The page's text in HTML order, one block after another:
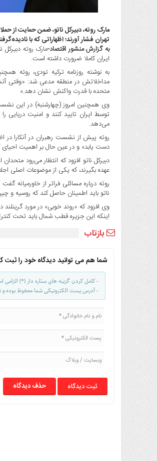
فن
آوری
بانک
،
بیمه
و
ارز
دیجیتال
کشاورزی
و
صنایع
غذایی
سیاسی
و
بین
الملل
نگاه
روز
گوناگون
مارک روته، دبیرکل ناتو، ضمن حمایت از
تهران فشار آورند؛ اظهاراتی که با
به گزارش منشور اقتصاد-مارک روته
ایران کاملا ضرورت داشته است.
به نوشته روزنامه ترکیه تودی، روته
مداخلاتش در منطقه مدعی شد: «وقتی
متحده با قدرت واکنش نشان دهد.»
وی همچنین امروز (چهارشنبه) در این
توسط ایران تایید کنند و امنیت دریایی
می‌دهد.
روته پیش از نشست رهبران در آنکارا در
دست یابد» و در عین حال بر اهمیت احیای
دبیرکل ناتو افزود که انتظار می‌رود
عهده بگیرند، که یکی از موضوعات اصلی
روته درباره مسائلی فراتر از
ناتو باید اطمینان حاصل کند که روسیه
وی افزود که «روند خوبی» در مورد
اینکه این جزیره قطب شمال باید تحت
بازتاب
شما هم می توانید دیدگاه خود را ثبت
- کامل کردن گزینه های ستاره دار (*) الزامی
- آدرس پست الکترونیکی شما محفوظ بوده و
حذف دیدگاه